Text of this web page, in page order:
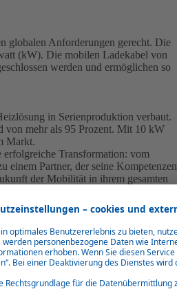
globalen Anforderungen gerecht. Die
(kW). Die mobilen Ladekabel von
werden und ermöglichen so
in Serienproduktion verbaut.
von mehr als 95 Prozent. Mit 10 kW
Markt.
erfolgreiche Transformation: vom
einem Partner, der seine Kompetenzen
der Mobilität in ihrem gesamten
der Webasto SE und global